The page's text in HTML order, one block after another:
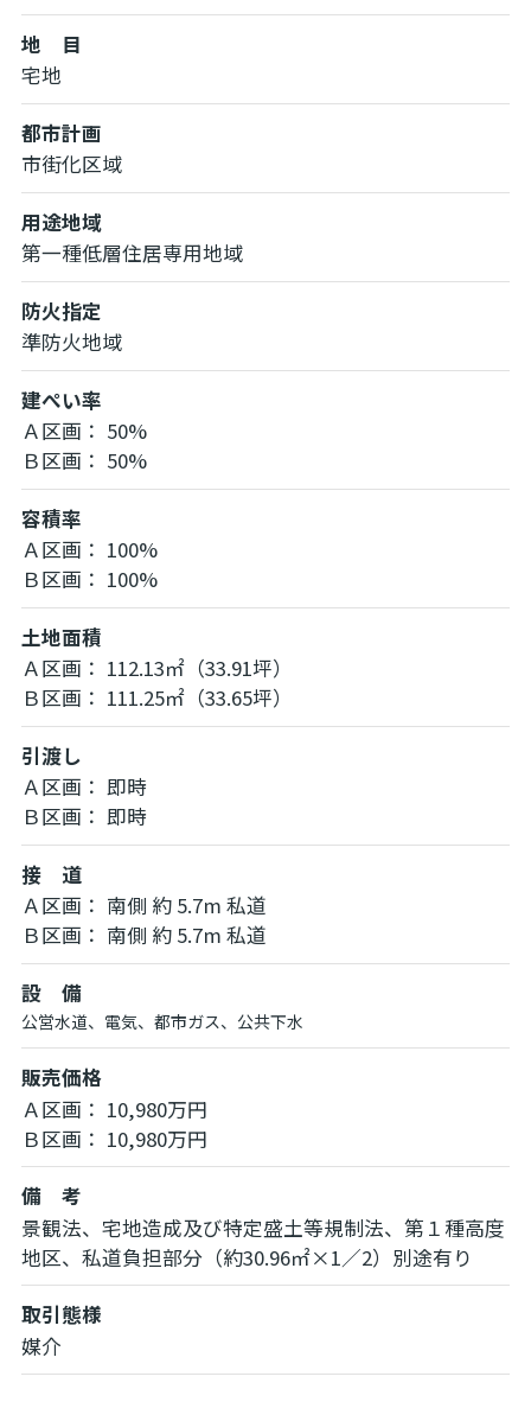
地 目
宅地
都市計画
市街化区域
用途地域
第一種低層住居専用地域
防火指定
準防火地域
建ぺい率
Ａ区画： 50%
Ｂ区画： 50%
容積率
Ａ区画： 100%
Ｂ区画： 100%
土地面積
Ａ区画： 112.13㎡（33.91坪）
Ｂ区画： 111.25㎡（33.65坪）
引渡し
Ａ区画： 即時
Ｂ区画： 即時
接 道
Ａ区画： 南側 約 5.7m 私道
Ｂ区画： 南側 約 5.7m 私道
設 備
公営水道、電気、都市ガス、公共下水
販売価格
Ａ区画： 10,980万円
Ｂ区画： 10,980万円
備 考
景観法、宅地造成及び特定盛土等規制法、第１種高度
地区、私道負担部分（約30.96㎡×1／2）別途有り
取引態様
媒介